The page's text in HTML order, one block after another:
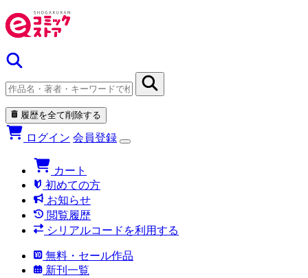
履歴を全て削除する
ログイン 会員登録
カート
初めての方
お知らせ
閲覧履歴
シリアルコードを利用する
無料・セール作品
新刊一覧